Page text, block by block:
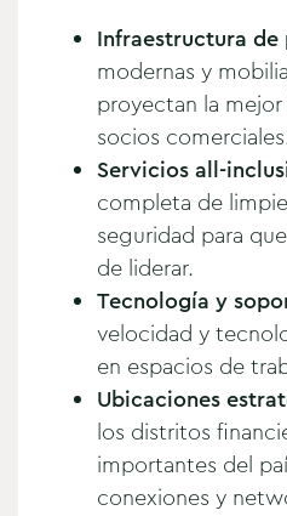
Infraestructura
modernas y
proyectan la
socios
Servicios all-
completa de
seguridad para
de liderar.
Tecnología y
velocidad y
en espacios de
Ubicaciones
los distritos
importantes del
conexiones y